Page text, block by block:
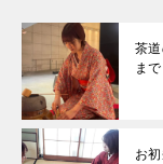
茶
まで
お